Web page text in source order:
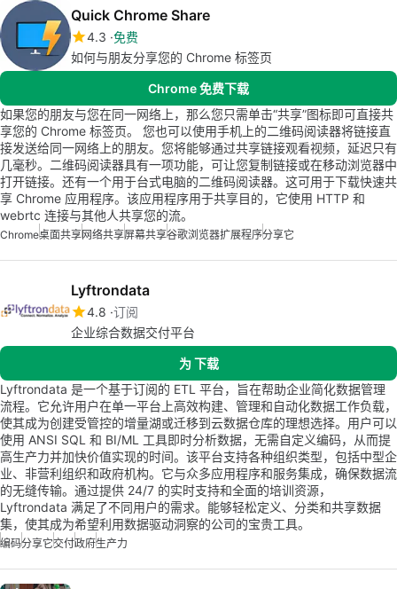
Quick Chrome Share
4.3 免费
如何与朋友分享您的 Chrome 标签页
Chrome 免费下载
如果您的朋友与您在同一网络上，那么您只需单击“共享”图标即可直接共
享您的 Chrome 标签页。 您也可以使用手机上的二维码阅读器将链接直
接发送给同一网络上的朋友。您将能够通过共享链接观看视频，延迟只有
几毫秒。二维码阅读器具有一项功能，可让您复制链接或在移动浏览器中
打开链接。还有一个用于台式电脑的二维码阅读器。这可用于下载快速共
享 Chrome 应用程序。该应用程序用于共享目的，它使用 HTTP 和
webrtc 连接与其他人共享您的流。
Chrome桌面共享网络共享屏幕共享谷歌浏览器扩展程序分享它
Lyftrondata
4.8 订阅
企业综合数据交付平台
为 下载
Lyftrondata 是一个基于订阅的 ETL 平台，旨在帮助企业简化数据管理
流程。它允许用户在单一平台上高效构建、管理和自动化数据工作负载，
使其成为创建受管控的增量湖或迁移到云数据仓库的理想选择。用户可以
使用 ANSI SQL 和 BI/ML 工具即时分析数据，无需自定义编码，从而提
高生产力并加快价值实现的时间。该平台支持各种组织类型，包括中型企
业、非营利组织和政府机构。它与众多应用程序和服务集成，确保数据流
的无缝传输。通过提供 24/7 的实时支持和全面的培训资源，
Lyftrondata 满足了不同用户的需求。能够轻松定义、分类和共享数据
集，使其成为希望利用数据驱动洞察的公司的宝贵工具。
编码分享它交付政府生产力